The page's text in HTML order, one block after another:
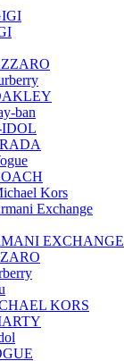
ban
IDOL
Kors
Exchange
EXCHANGE
KORS